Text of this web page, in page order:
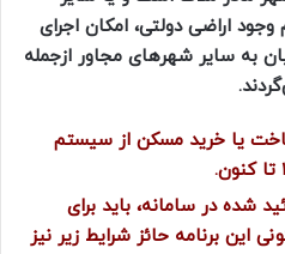
اراضی دولتی، امکان اجرای
به سایر شهرهای مجاور ازجمله
یا خرید مسکن از سیستم
شده در سامانه، باید برای
این برنامه حائز شرایط زیر نیز